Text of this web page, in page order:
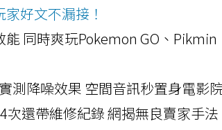
好文不漏接！
同時爽玩Pokemon GO、Pikmin
測降噪效果 空間音訊秒置身電影
還帶維修紀錄 網揭無良賣家手法